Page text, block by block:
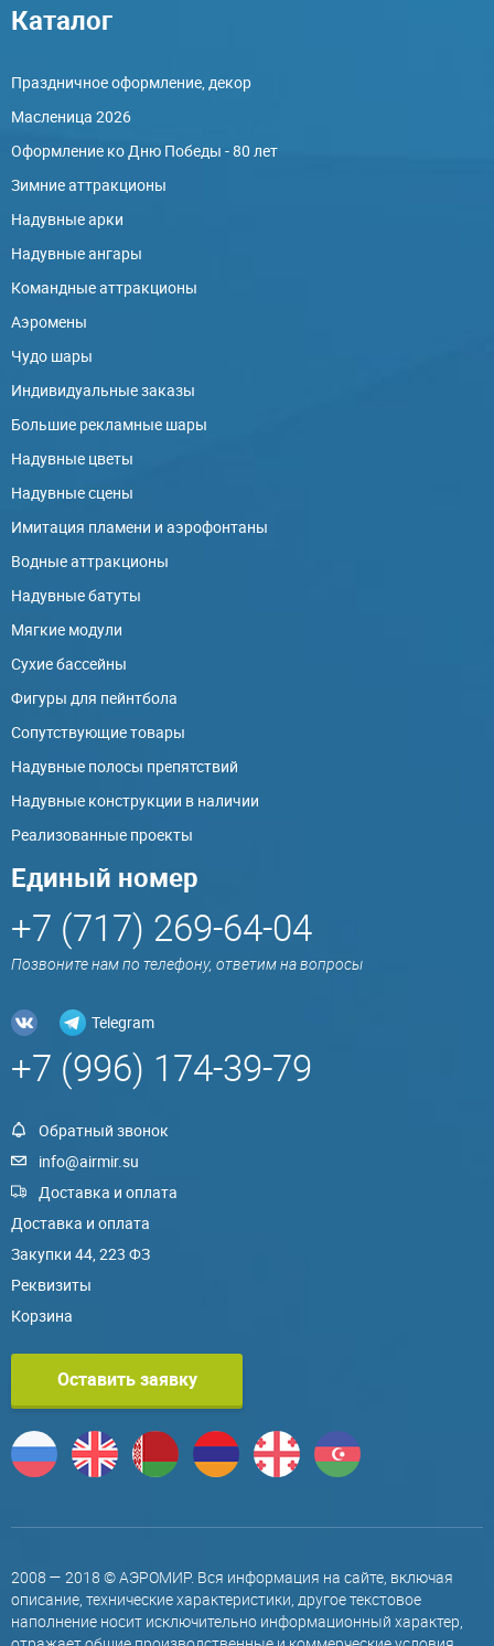
Каталог
Праздничное оформление, декор
Масленица 2026
Оформление ко Дню Победы - 80 лет
Зимние аттракционы
Надувные арки
Надувные ангары
Командные аттракционы
Аэромены
Чудо шары
Индивидуальные заказы
Большие рекламные шары
Надувные цветы
Надувные сцены
Имитация пламени и аэрофонтаны
Водные аттракционы
Надувные батуты
Мягкие модули
Сухие бассейны
Фигуры для пейнтбола
Сопутствующие товары
Надувные полосы препятствий
Надувные конструкции в наличии
Реализованные проекты
Единый номер
+7 (717) 269-64-04
Позвоните нам по телефону, ответим на вопросы
Telegram
+7 (996) 174-39-79
Обратный звонок
info@airmir.su
Доставка и оплата
Доставка и оплата
Закупки 44, 223 ФЗ
Реквизиты
Корзина
Оставить заявку
2008 — 2018 © АЭРОМИР. Вся информация на сайте, включая
описание, технические характеристики, другое текстовое
наполнение носит исключительно информационный характер,